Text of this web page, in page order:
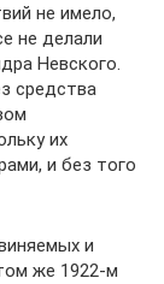
не имело,
не делали
Невского.
средства
их
и без того
и
же 1922-м